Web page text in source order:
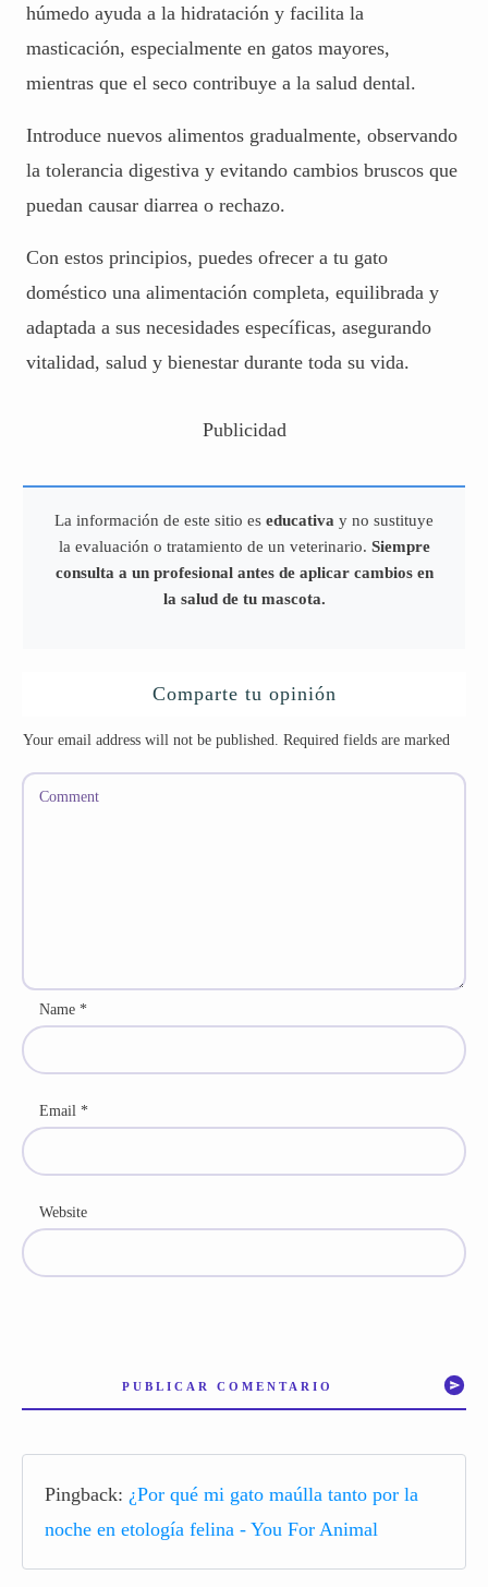
húmedo ayuda a la hidratación y facilita la
masticación, especialmente en gatos mayores,
mientras que el seco contribuye a la salud dental.
Introduce nuevos alimentos gradualmente, observando
la tolerancia digestiva y evitando cambios bruscos que
puedan causar diarrea o rechazo.
Con estos principios, puedes ofrecer a tu gato
doméstico una alimentación completa, equilibrada y
adaptada a sus necesidades específicas, asegurando
vitalidad, salud y bienestar durante toda su vida.
Publicidad
La información de este sitio es educativa y no sustituye
la evaluación o tratamiento de un veterinario. Siempre
consulta a un profesional antes de aplicar cambios en
la salud de tu mascota.
Comparte tu opinión
Your email address will not be published. Required fields are marked
Name *
Email *
Website
PUBLICAR COMENTARIO
Pingback: ¿Por qué mi gato maúlla tanto por la
noche en etología felina - You For Animal